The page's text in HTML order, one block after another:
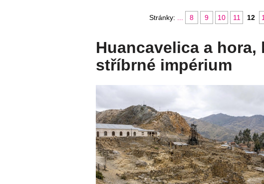
Stránky: 8 9 10 11 12
Huancavelica a hora,
stříbrné impérium